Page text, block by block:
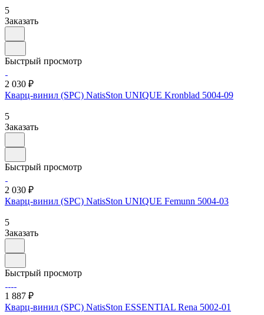
5
Заказать
Быстрый просмотр
2 030 ₽
Кварц-винил (SPC) NatisSton UNIQUE Kronblad 5004-09
5
Заказать
Быстрый просмотр
2 030 ₽
Кварц-винил (SPC) NatisSton UNIQUE Femunn 5004-03
5
Заказать
Быстрый просмотр
1 887 ₽
Кварц-винил (SPC) NatisSton ESSENTIAL Rena 5002-01